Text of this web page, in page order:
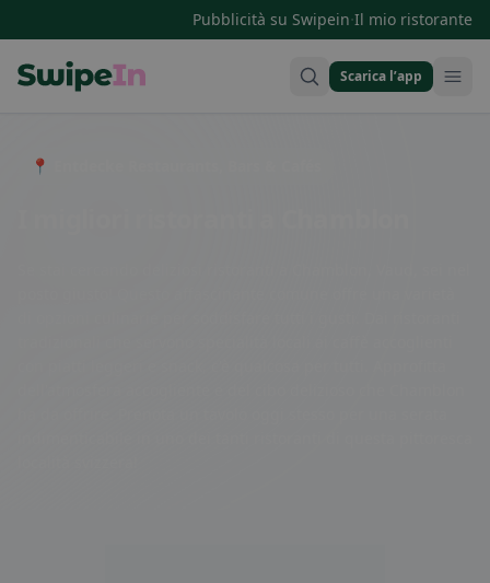
Pubblicità su Swipein·Il mio ristorante
Scarica l’app
📍 Entdecke Restaurants, Bars & Cafés